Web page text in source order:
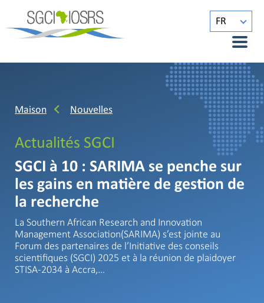
FR
Maison Nouvelles
Actualités SGCI
SGCI à 10 : SARIMA se penche sur
les gains en matière de gestion de
la recherche
La Southern African Research and Innovation
Management Association(SARIMA) s’est jointe au
Forum des partenaires de l’Initiative des conseils
scientifiques (SGCI) 2025 et à la réunion de plaidoyer
STISA-2034 à Accra,…